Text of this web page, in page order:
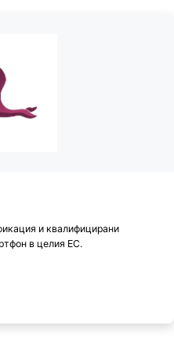
и квалифицирани
в целия ЕС.